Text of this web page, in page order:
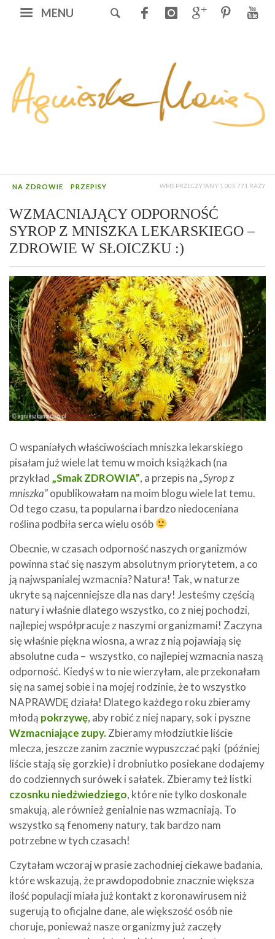
MENU
NA ZDROWIE PRZEPISY WPIS PRZECZYTANY 1 005 771 RAZY
WZMACNIAJĄCY ODPORNOŚĆ
SYROP Z MNISZKA LEKARSKIEGO –
ZDROWIE W SŁOICZKU :)
O wspaniałych właściwościach mniszka lekarskiego
pisałam już wiele lat temu w moich książkach (na
przykład „Smak ZDROWIA”, a przepis na„Syrop z
mniszka”opublikowałam na moim blogu wiele lat temu.
Od tego czasu, ta popularna i bardzo niedoceniana
roślina podbiła serca wielu osób
Obecnie, w czasach odporność naszych organizmów
powinna stać się naszym absolutnym priorytetem, a co
ją najwspanialej wzmacnia? Natura! Tak, w naturze
ukryte są najcenniejsze dla nas dary! Jesteśmy częścią
natury i właśnie dlatego wszystko, co z niej pochodzi,
najlepiej współpracuje z naszymi organizmami! Zaczyna
się właśnie piękna wiosna, a wraz z nią pojawiają się
absolutne cuda – wszystko, co najlepiej wzmacnia naszą
odporność. Kiedyś w to nie wierzyłam, ale przekonałam
się na samej sobie i na mojej rodzinie, że to wszystko
NAPRAWDĘ działa! Dlatego każdego roku zbieramy
młodą pokrzywę, aby robić z niej napary, sok i pyszne
Wzmacniające zupy.Zbieramy młodziutkie liście
mlecza, jeszcze zanim zacznie wypuszczać pąki (później
liście stają się gorzkie) i drobniutko posiekane dodajemy
do codziennych surówek i sałatek. Zbieramy też listki
czosnku niedźwiedziego, które nie tylko doskonale
smakują, ale również genialnie nas wzmacniają. To
wszystko są fenomeny natury, tak bardzo nam
potrzebne w tych czasach!
Czytałam wczoraj w prasie zachodniej ciekawe badania,
które wskazują, że prawdopodobnie znacznie większa
ilość populacji miała już kontakt z koronawirusem niż
sugerują to oficjalne dane, ale większość osób nie
choruje, ponieważ nasze organizmy już zaczęły